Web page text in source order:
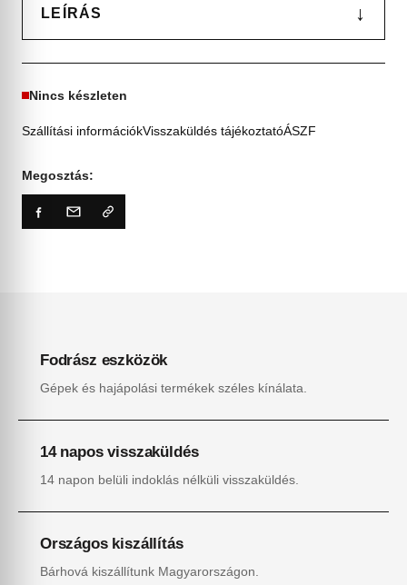
LEÍRÁS ↓
Nincs készleten
Szállítási információkVisszaküldés tájékoztatóÁSZF
Megosztás:
Fodrász eszközök
Gépek és hajápolási termékek széles kínálata.
14 napos visszaküldés
14 napon belüli indoklás nélküli visszaküldés.
Országos kiszállítás
Bárhová kiszállítunk Magyarországon.